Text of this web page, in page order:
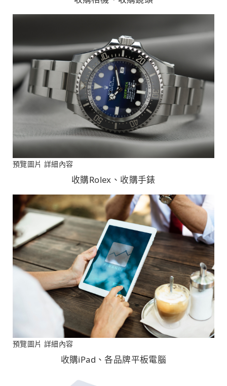
預覽圖片 詳細內容
收購Rolex、收購手錶
預覽圖片 詳細內容
收購iPad、各品牌平板電腦